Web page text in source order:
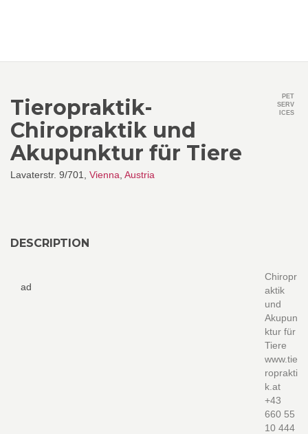
Tieropraktik-
Chiropraktik und
Akupunktur für Tiere
Lavaterstr. 9/701, Vienna Austria
PET
SERV
ICES
DESCRIPTION
ad
Chiropr
aktik
und
Akupun
ktur für
Tiere
www.tie
roprakti
k.at
+43
660 55
10 444